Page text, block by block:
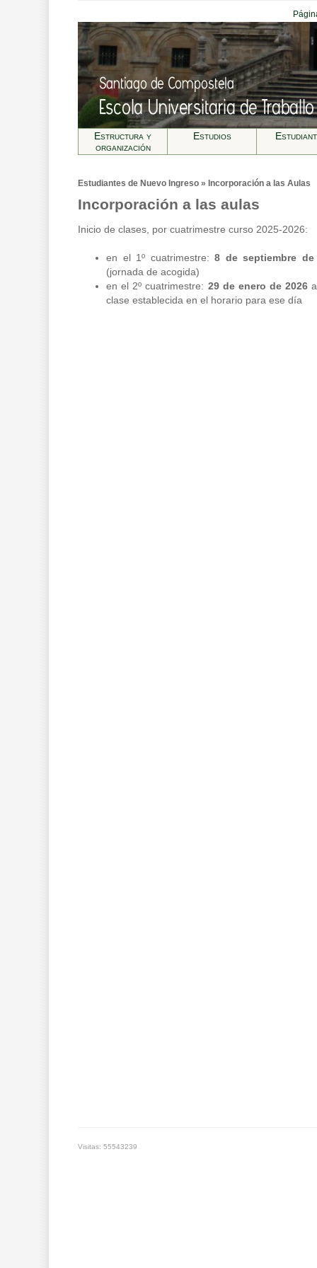
Estructura y
organización
Estudios
Estudiantes de Nuevo Ingreso » Incorporación a las Aulas
Incorporación a las aulas
Inicio de clases, por cuatrimestre curso 2025-2026:
en el 1º cuatrimestre: 8 de septiembre
(jornada de acogida)
en el 2º cuatrimestre: 29 de enero de 2026
clase establecida en el horario para ese día
Visitas: 55543239